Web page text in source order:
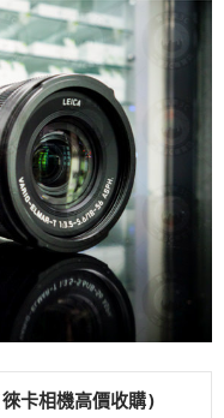
卡相機高價收購)